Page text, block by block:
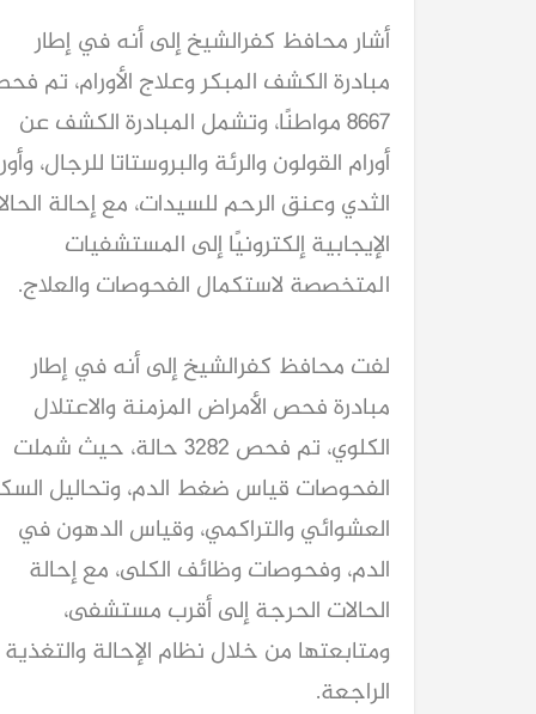
أشار محافظ كفرالشيخ إلى أنه في إطار
مبادرة الكشف المبكر وعلاج الأورام، تم
8667 مواطنًا، وتشمل المبادرة الكشف عن
أورام القولون والرئة والبروستاتا للرجال،
الثدي وعنق الرحم للسيدات، مع إحالة
الإيجابية إلكترونيًا إلى المستشفيات
المتخصصة لاستكمال الفحوصات والعلاج.
لفت محافظ كفرالشيخ إلى أنه في إطار
مبادرة فحص الأمراض المزمنة والاعتلال
الكلوي، تم فحص 3282 حالة، حيث شملت
الفحوصات قياس ضغط الدم، وتحاليل
العشوائي والتراكمي، وقياس الدهون في
الدم، وفحوصات وظائف الكلى، مع إحالة
الحالات الحرجة إلى أقرب مستشفى،
ومتابعتها من خلال نظام الإحالة والتغذية
الراجعة.